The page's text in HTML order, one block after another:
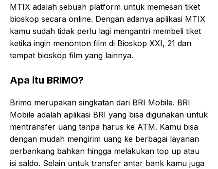
MTIX adalah sebuah platform untuk memesan tiket
bioskop secara online. Dengan adanya aplikasi MTIX
kamu sudah tidak perlu lagi mengantri membeli tiket
ketika ingin menonton film di Bioskop XXI, 21 dan
tempat bioskop film yang lainnya.
Apa itu BRIMO?
Brimo merupakan singkatan dari BRI Mobile. BRI
Mobile adalah aplikasi BRI yang bisa digunakan untuk
mentransfer uang tanpa harus ke ATM. Kamu bisa
dengan mudah mengirim uang ke berbagai layanan
perbankang bahkan hingga melakukan top up atau
isi saldo. Selain untuk transfer antar bank kamu juga